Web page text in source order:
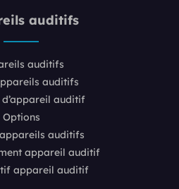
auditifs
auditifs
auditifs
d’appareil auditif
Options
auditifs
appareil auditif
appareil auditif